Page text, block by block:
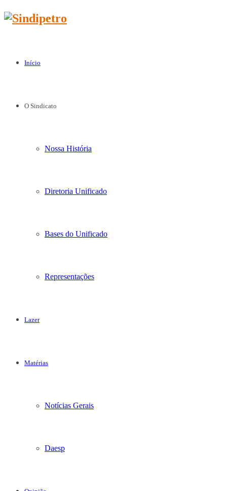
Início
O Sindicato
Nossa História
Diretoria Unificado
Bases do Unificado
Representações
Lazer
Matérias
Notícias Gerais
Daesp